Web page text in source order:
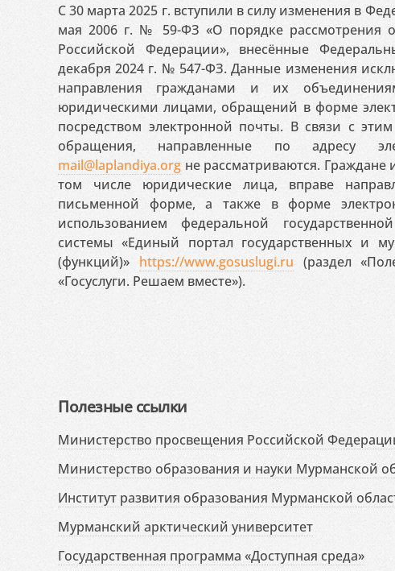
С 30 марта 2025 г. вступили в силу изменения в
мая 2006 г. № 59-ФЗ «О порядке рассмотрения
Российской Федерации», внесённые
декабря 2024 г. № 547-ФЗ. Данные изменения
направления гражданами и их
юридическими лицами, обращений в форме
посредством электронной почты. В связи с
обращения, направленные по адресу
mail@laplandiya.org не рассматриваются.
том числе юридические лица, вправе
письменной форме, а также в форме
использованием федеральной
системы «Единый портал государственных и
(функций)» https://www.gosuslugi.ru (раздел
«Госуслуги. Решаем вместе»).
Полезные ссылки
Министерство просвещения Российской
Министерство образования и науки Мурманской
Институт развития образования Мурманской
Мурманский арктический университет
Государственная программа «Доступная среда»